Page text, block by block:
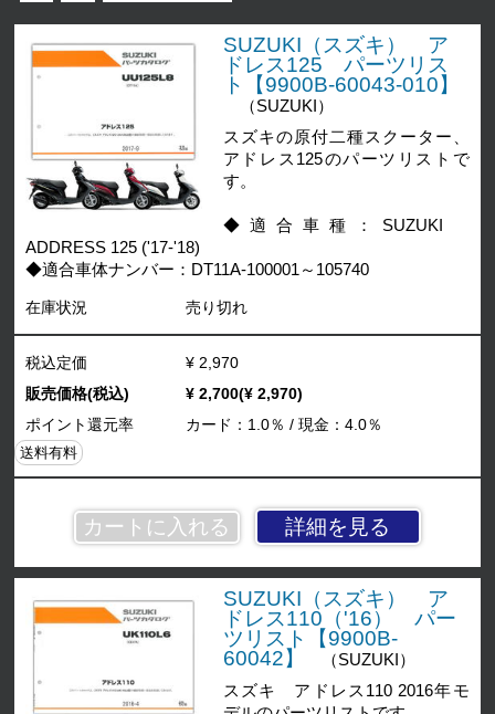
SUZUKI（スズキ） ア
ドレス125 パーツリス
ト【9900B-60043-010】
（SUZUKI）
スズキの原付二種スクーター、
アドレス125のパーツリストで
す。
◆適合車種：SUZUKI
ADDRESS 125 ('17-'18)
◆適合車体ナンバー：DT11A-100001～105740
在庫状況 売り切れ
詳細を見る
税込定価
¥ 2,970
販売価格(税込)
¥ 2,700(¥ 2,970)
ポイント還元率
カード：1.0％ / 現金：4.0％
送料有料
SUZUKI（スズキ） ア
ドレス110（'16） パー
ツリスト【9900B-
60042】
（SUZUKI）
スズキ アドレス110 2016年モ